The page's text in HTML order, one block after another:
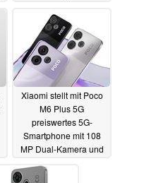
Xiaomi stellt mit Poco
M6 Plus 5G
preiswertes 5G-
Smartphone mit 108
MP Dual-Kamera und
120 Hz Display vor
01.08.2024